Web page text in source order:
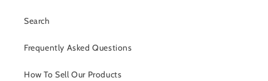
Search
Frequently Asked Questions
How To Sell Our Products